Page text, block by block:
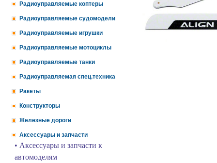
Радиоуправляемые коптеры
Радиоуправляемые судомодели
Радиоуправляемые игрушки
Радиоуправляемые мотоциклы
Радиоуправляемые танки
Радиоуправляемая спец.техника
Ракеты
Конструкторы
Железные дороги
Аксессуары и запчасти
• Аксессуары и запчасти к
автомоделям